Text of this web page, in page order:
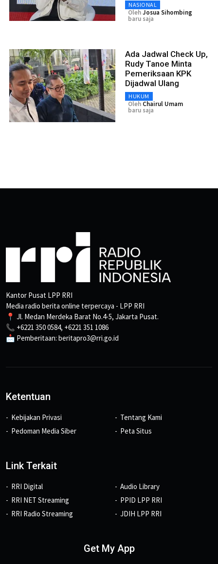
NASIONAL
OlehJosua Sihombing
baru saja
Ada Jadwal Check Up,
Rudy Tanoe Minta
Pemeriksaan KPK
Dijadwal Ulang
HUKUM
Oleh Chairul Umam
baru saja
Kantor Pusat LPP RRI
Media radio berita online terpercaya - LPP RRI
📍 Jl. Medan Merdeka Barat No.4-5, Jakarta Pusat.
📞 +6221 350 0584, +6221 351 1086
📩 Pemberitaan: beritapro3@rri.go.id
Ketentuan
Kebijakan Privasi
Pedoman Media Siber
Tentang Kami
Peta Situs
Link Terkait
RRI Digital
RRI NET Streaming
RRI Radio Streaming
Audio Library
PPID LPP RRI
JDIH LPP RRI
Get My App